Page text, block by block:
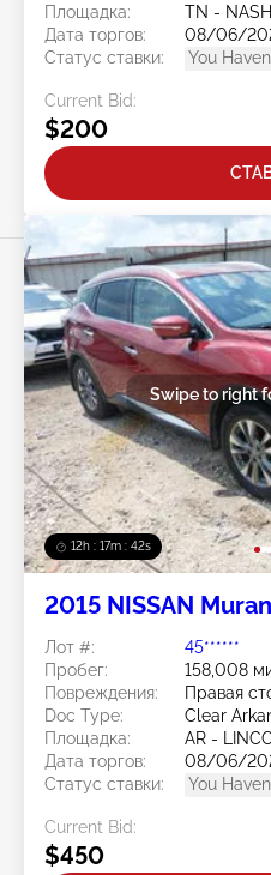
Площадка:
TN -
Дата торгов:
08/06/
Статус ставки:
You
Current Bid:
$200
12h : 17m : 40s
Swipe to right
2015 NISSAN
Лот #:
45******
Пробег:
158,008
Повреждения:
Правая
Doc Type:
Clear
Площадка:
AR -
Дата торгов:
08/06/
Статус ставки:
You
Current Bid:
$450